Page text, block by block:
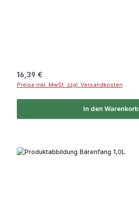
Regulärer Preis:
16,39 €
Preise inkl. MwSt. zzgl. Versandkosten
In den Warenkorb